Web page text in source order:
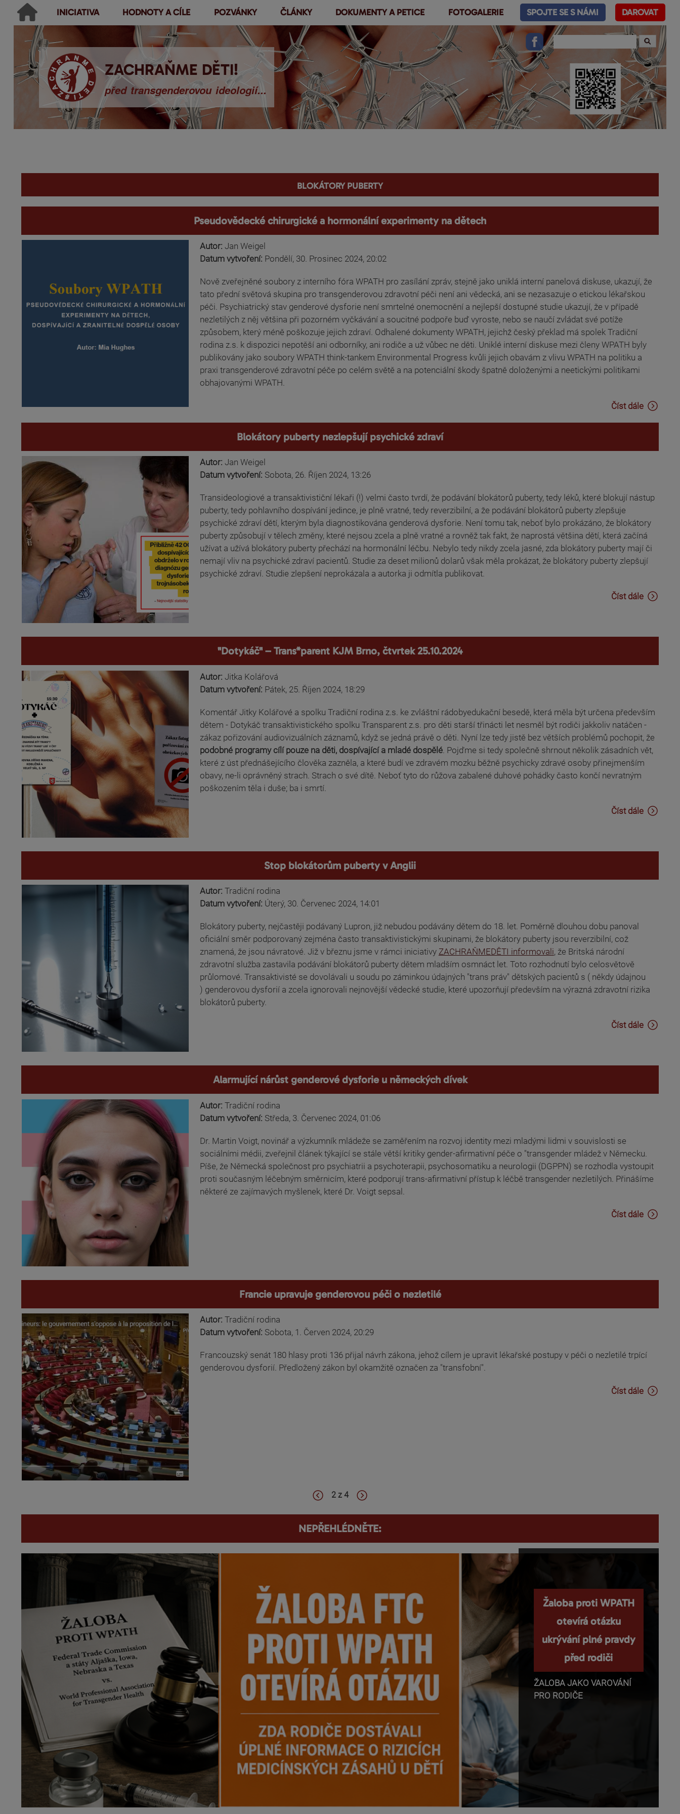
Přejít k
hlavnímu
obsahu
ZACHRAŇME DĚTI!
před transgenderovou ideologií...
Ikonky sociálních sítí
Vyhledávání
Hledat
Main menu
INICIATIVA HODNOTY A CÍLE POZVÁNKY ČLÁNKY DOKUMENTY A PETICE FOTOGALERIE SPOJTE SE S NÁMI DAROVAT
blokátory puberty
Pseudovědecké chirurgické a hormonální experimenty na dětech
Autor: Jan Weigel
Datum vytvoření: Pondělí, 30. Prosinec 2024, 20:02
Nově zveřejněné soubory z interního fóra WPATH pro zasílání zpráv, stejně jako uniklá interní panelová diskuse, ukazují, že
tato přední světová skupina pro transgenderovou zdravotní péči není ani vědecká, ani se nezasazuje o etickou lékařskou
péči. Psychiatrický stav genderové dysforie není smrtelné onemocnění a nejlepší dostupné studie ukazují, že v případě
nezletilých z něj většina při pozorném vyčkávání a soucitné podpoře buď vyroste, nebo se naučí zvládat své potíže
způsobem, který méně poškozuje jejich zdraví. Odhalené dokumenty WPATH, jejichž český překlad má spolek Tradiční
rodina z.s. k dispozici nepotěší ani odborníky, ani rodiče a už vůbec ne děti. Uniklé interní diskuse mezi členy WPATH byly
publikovány jako soubory WPATH think-tankem Environmental Progress kvůli jejich obavám z vlivu WPATH na politiku a
praxi transgenderové zdravotní péče po celém světě a na potenciální škody špatně doloženými a neetickými politikami
obhajovanými WPATH.
Číst dále
Blokátory puberty nezlepšují psychické zdraví
Autor: Jan Weigel
Datum vytvoření: Sobota, 26. Říjen 2024, 13:26
Transideologiové a transaktivističní lékaři (!) velmi často tvrdí, že podávání blokátorů puberty, tedy léků, které blokují nástup
puberty, tedy pohlavního dospívání jedince, je plně vratné, tedy reverzibilní, a že podávání blokátorů puberty zlepšuje
psychické zdraví dětí, kterým byla diagnostikována genderová dysforie. Není tomu tak, neboť bylo prokázáno, že blokátory
puberty způsobují v tělech změny, které nejsou zcela a plně vratné a rovněž tak fakt, že naprostá většina dětí, která začíná
užívat a užívá blokátory puberty přechází na hormonální léčbu. Nebylo tedy nikdy zcela jasné, zda blokátory puberty mají či
nemají vliv na psychické zdraví pacientů. Studie za deset milionů dolarů však měla prokázat, že blokátory puberty zlepšují
psychické zdraví. Studie zlepšení neprokázala a autorka ji odmítla publikovat.
Číst dále
"Dotykáč" – Trans*parent KJM Brno, čtvrtek 25.10.2024
Autor: Jitka Kolářová
Datum vytvoření: Pátek, 25. Říjen 2024, 18:29
Komentář Jitky Kolářové a spolku Tradiční rodina z.s. ke zvláštní rádobyedukační besedě, která měla být určena především
dětem - Dotykáč transaktivistického spolku Transparent z.s. pro děti starší třinácti let nesměl být rodiči jakkoliv natáčen -
zákaz pořizování audiovizuálních záznamů, když se jedná právě o děti. Nyní lze tedy jistě bez větších problémů pochopit, že
podobné programy cílí pouze na děti, dospívající a mladé dospělé. Pojďme si tedy společně shrnout několik zásadních vět,
které z úst přednášejícího člověka zazněla, a které budí ve zdravém mozku běžně psychicky zdravé osoby přinejmenším
obavy, ne-li oprávněný strach. Strach o své dítě. Neboť tyto do růžova zabalené duhové pohádky často končí nevratným
poškozením těla i duše; ba i smrtí.
Číst dále
Stop blokátorům puberty v Anglii
Autor: Tradiční rodina
Datum vytvoření: Úterý, 30. Červenec 2024, 14:01
Blokátory puberty, nejčastěji podávaný Lupron, již nebudou podávány dětem do 18. let. Poměrně dlouhou dobu panoval
oficiální směr podporovaný zejména často transaktivistickými skupinami, že blokátory puberty jsou reverzibilní, což
znamená, že jsou návratové. Již v březnu jsme v rámci iniciativy ZACHRAŇMEDĚTI informovali, že Britská národní
zdravotní služba zastavila podávání blokátorů puberty dětem mladším osmnáct let. Toto rozhodnutí bylo celosvětově
průlomové. Transaktivisté se dovolávali u soudu po záminkou údajných "trans práv" dětských pacientů s ( někdy údajnou
) genderovou dysforií a zcela ignorovali nejnovější vědecké studie, které upozorňují především na výrazná zdravotní rizika
blokátorů puberty.
Číst dále
Alarmující nárůst genderové dysforie u německých dívek
Autor: Tradiční rodina
Datum vytvoření: Středa, 3. Červenec 2024, 01:06
Dr. Martin Voigt, novinář a výzkumník mládeže se zaměřením na rozvoj identity mezi mladými lidmi v souvislosti se
sociálními médii, zveřejnil článek týkající se stále větší kritiky gender-afirmativní péče o "transgender mládež v Německu.
Píše, že Německá společnost pro psychiatrii a psychoterapii, psychosomatiku a neurologii (DGPPN) se rozhodla vystoupit
proti současným léčebným směrnicím, které podporují trans-afirmativní přístup k léčbě transgender nezletilých. Přinášíme
některé ze zajímavých myšlenek, které Dr. Voigt sepsal.
Číst dále
Francie upravuje genderovou péči o nezletilé
Autor: Tradiční rodina
Datum vytvoření: Sobota, 1. Červen 2024, 20:29
Francouzský senát 180 hlasy proti 136 přijal návrh zákona, jehož cílem je upravit lékařské postupy v péči o nezletilé trpící
genderovou dysforií. Předložený zákon byl okamžitě označen za "transfobní".
Číst dále
2 z 4
NEPŘEHLÉDNĚTE:
Žaloba proti WPATH
otevírá otázku
ukrývání plné pravdy
před rodiči
ŽALOBA JAKO VAROVÁNÍ
PRO RODIČE
Nemanipulujte s
dětmi a nepopírejte
biologii!
Příběhy o těhotenství,
transgender identitě,
otevřeném vztahu a
školních diskusí a rozhovorů
mezi dětmi